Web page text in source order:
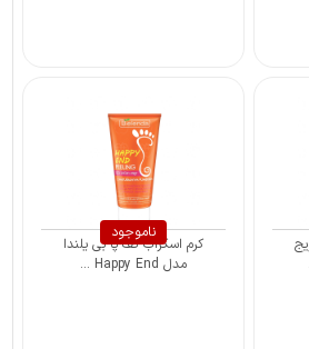
ناموجود
کرم اسکراب کف پا بی یلندا
مدل Happy End ...